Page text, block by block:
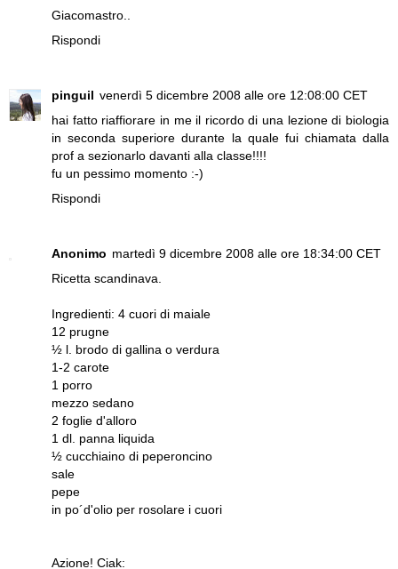
Giacomastro..
Rispondi
pinguil venerdì 5 dicembre 2008 alle ore 12:08:00 CET
hai fatto riaffiorare in me il ricordo di una lezione di biologia
in seconda superiore durante la quale fui chiamata dalla
prof a sezionarlo davanti alla classe!!!!
fu un pessimo momento :-)
Rispondi
Anonimo martedì 9 dicembre 2008 alle ore 18:34:00 CET
Ricetta scandinava.
Ingredienti: 4 cuori di maiale
12 prugne
½ l. brodo di gallina o verdura
1-2 carote
1 porro
mezzo sedano
2 foglie d'alloro
1 dl. panna liquida
½ cucchiaino di peperoncino
sale
pepe
in po´d'olio per rosolare i cuori
Azione! Ciak: